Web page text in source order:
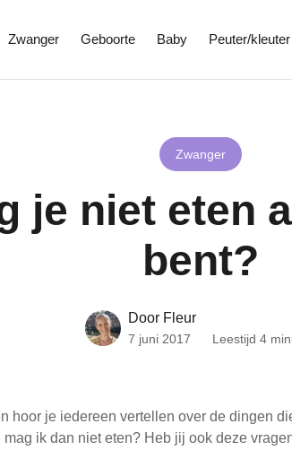
Zwanger Geboorte Baby Peuter/kleuter
Zwanger
je niet eten
bent?
Door Fleur
7 juni 2017 Leestijd 4
hoor je iedereen vertellen over de dingen
ik dan niet eten? Heb jij ook deze